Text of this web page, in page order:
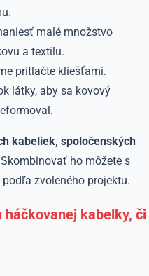
malé množstvo
a textilu.
pritlačte kliešťami.
látky, aby sa kovový
kabeliek, spoločenských
Skombinovať ho môžete s
zvoleného projektu.
háčkovanej kabelky, či